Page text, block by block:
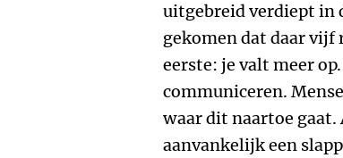
uitgebreid verdiept in
gekomen dat daar vijf
eerste: je valt meer
communiceren.
waar dit naartoe gaat.
aanvankelijk een